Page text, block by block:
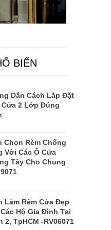
BIẾN
Dẫn Cách Lắp Đặt
Cửa 2 Lớp Đúng
Chọn Rèm Chống
Với Các Ô Cửa
Tây Cho Chung
Làm Rèm Cửa Đẹp
Hộ Gia Đình Tại
2, TpHCM -RV06071